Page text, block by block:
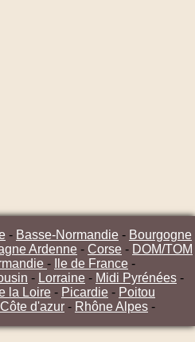
- Basse-Normandie - Bourgogne
Ardenne - Corse - DOM/TOM
- Ile de France -
- Lorraine - Midi Pyrénées -
la Loire - Picardie - Poitou
d'azur - Rhône Alpes -